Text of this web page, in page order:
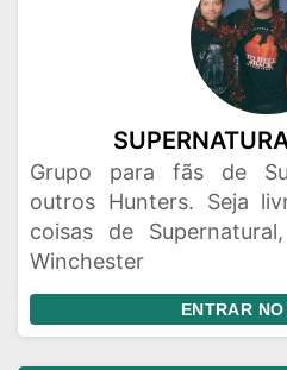
Grupo para fãs de
outros Hunters. Seja
coisas de
Winchester
ENTRAR